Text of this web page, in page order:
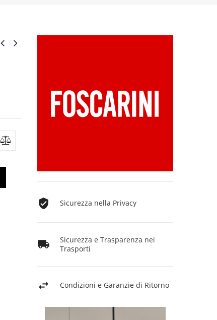
Sicurezza nella Privacy
Sicurezza e Trasparenza nei
Trasporti
Condizioni e Garanzie di Ritorno